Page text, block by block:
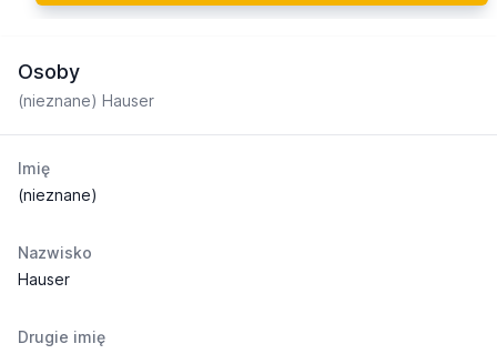
Osoby
(nieznane) Hauser
Imię
(nieznane)
Nazwisko
Hauser
Drugie imię